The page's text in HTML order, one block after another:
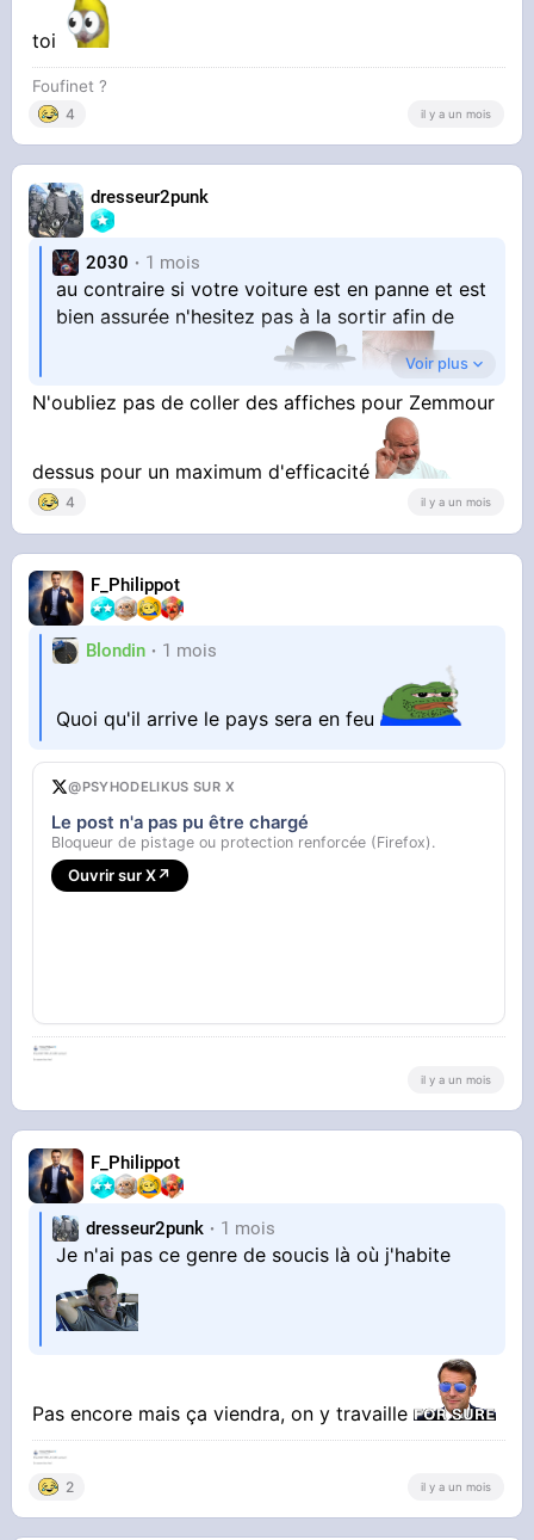
toi
Foufinet ?
4 il y a un mois
dresseur2punk
2030 1 mois
au contraire si votre voiture est en panne et est
bien assurée n'hesitez pas à la sortir afin de
Voir plus
N'oubliez pas de coller des affiches pour Zemmour
dessus pour un maximum d'efficacité
4 il y a un mois
F_Philippot
Blondin 1 mois
Quoi qu'il arrive le pays sera en feu
@PSYHODELIKUS SUR X
Le post n'a pas pu être chargé
Bloqueur de pistage ou protection renforcée (Firefox).
Ouvrir sur X↗
il y a un mois
F_Philippot
dresseur2punk 1 mois
Je n'ai pas ce genre de soucis là où j'habite
Pas encore mais ça viendra, on y travaille
2 il y a un mois